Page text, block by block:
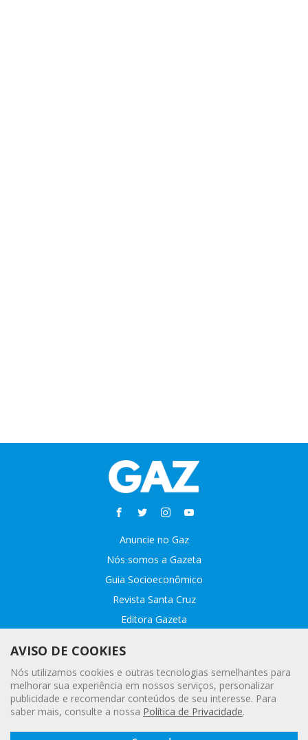
Leia a
Anuncie no Gaz
Nós somos a Gazeta
Guia Socioeconômico
Revista Santa Cruz
Editora Gazeta
Fale conosco
Webmail
Assinatura Premiada
AVISO DE COOKIES
Nós utilizamos cookies e outras tecnologias semelhantes para
melhorar sua experiência em nossos serviços, personalizar
publicidade e recomendar conteúdos de seu interesse. Para
saber mais, consulte a nossa Política de Privacidade.